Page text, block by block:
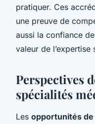
pratiquer. Ces
une preuve de
aussi la confiance
valeur de l’expertise
Perspectives
spécialités
Les opportunités